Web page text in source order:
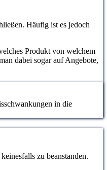
Häufig ist es jedoch
Produkt von welchem
dabei sogar auf Angebote,
in die
zu beanstanden.